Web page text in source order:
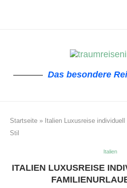
Das besondere
Startseite » Italien Luxusreise
Stil
Italien
ITALIEN LUXUSREISE